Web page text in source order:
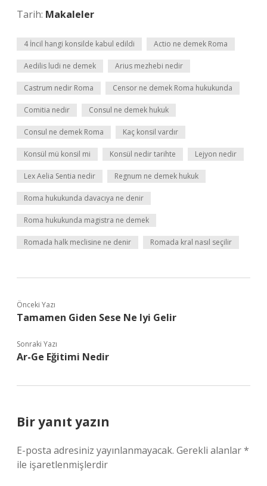
Tarih: Makaleler
4 İncil hangi konsilde kabul edildi Actio ne demek Roma
Aedilis ludi ne demek Arius mezhebi nedir
Castrum nedir Roma Censor ne demek Roma hukukunda
Comitia nedir Consul ne demek hukuk
Consul ne demek Roma Kaç konsil vardır
Konsül mü konsil mi Konsül nedir tarihte Lejyon nedir
Lex Aelia Sentia nedir Regnum ne demek hukuk
Roma hukukunda davacıya ne denir
Roma hukukunda magistra ne demek
Romada halk meclisine ne denir Romada kral nasıl seçilir
Önceki Yazı
Tamamen Giden Sese Ne Iyi Gelir
Sonraki Yazı
Ar-Ge Eğitimi Nedir
Bir yanıt yazın
E-posta adresiniz yayınlanmayacak. Gerekli alanlar*
ile işaretlenmişlerdir